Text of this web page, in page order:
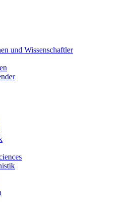
und Wissenschaftler